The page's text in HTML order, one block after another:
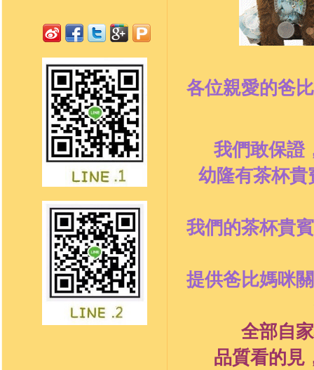
各位親愛的爸
我們敢保證
幼隆有茶杯貴
我們的茶杯貴
提供爸比媽咪
全部自
品質看的見